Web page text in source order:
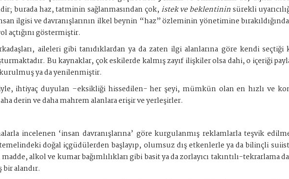
burada haz, tatminin sağlanmasından çok, istek ve beklentininsürekli
ilgisi ve davranışlarının ilkel beynin “haz” özleminin yönetimine
açtığını göstermiştir.
aileleri gibi tanıdıklardan ya da zaten ilgi alanlarına göre kendi seçtiği
Bu kaynaklar, çok eskilerde kalmış zayıf ilişkiler olsa dahi, o içeriği
ya da yenilenmiştir.
ihtiyaç duyulan –eksikliği hissedilen- her şeyi, mümkün olan en hızlı ve
derin ve daha mahrem alanlara erişir ve yerleşirler.
incelenen ‘insan davranışlarına’ göre kurgulanmış reklamlarla teşvik
doğal içgüdülerden başlayıp, olumsuz dış etkenlerle ya da bilinçli
alkol ve kumar bağımlılıkları gibi basit ya da zorlayıcı takıntılı-tekrarlama
alandır.